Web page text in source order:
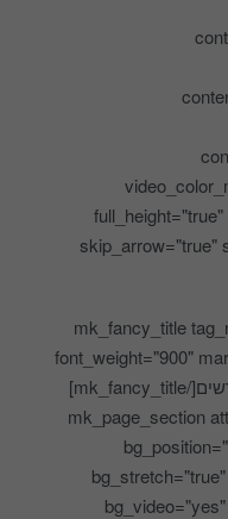
skip_arrow="true"
[mk_fancy_title
font_weight="900"
[/